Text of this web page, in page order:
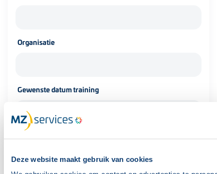
Deze website maakt gebruik van cookies
Organisatie
Gewenste datum training
Gewenste taal offerte/aanvraag
Nederlands